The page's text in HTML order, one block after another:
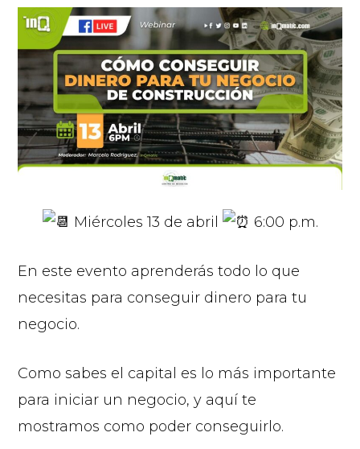
Miércoles 13 de abril 6:00 p.m.
En este evento aprenderás todo lo que
necesitas para conseguir dinero para tu
negocio.
Como sabes el capital es lo más importante
para iniciar un negocio, y aquí te
mostramos como poder conseguirlo.